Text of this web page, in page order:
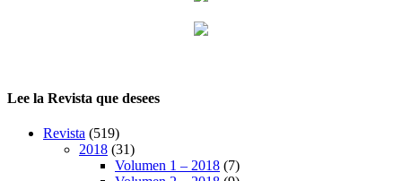
Lee la Revista que desees
Revista (519)
2018 (31)
Volumen 1 – 2018 (7)